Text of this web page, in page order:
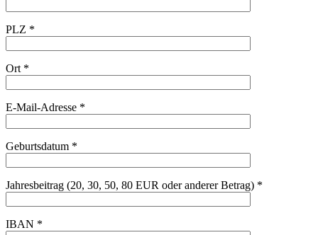
PLZ *
Ort *
E-Mail-Adresse *
Geburtsdatum *
Jahresbeitrag (20, 30, 50, 80 EUR oder anderer Betrag) *
IBAN *